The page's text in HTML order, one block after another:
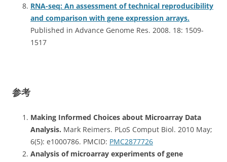
RNA-seq: An assessment of technical reproducibility
and comparison with gene expression arrays.
Published in Advance Genome Res. 2008. 18: 1509-
1517
参考
Making Informed Choices about Microarray Data
Analysis. Mark Reimers. PLoS Comput Biol. 2010 May;
6(5): e1000786. PMCID: PMC2877726
Analysis of microarray experiments of gene